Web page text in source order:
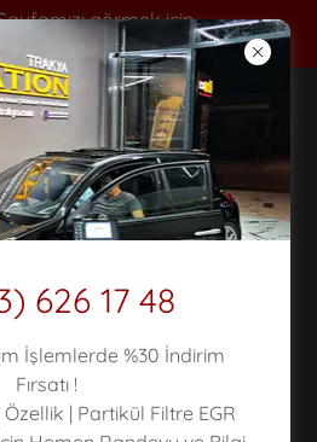
görmek için
TIKLAYIN !
CHIPTUNING
626 17 48
İşlemlerde %30 İndirim
Fırsatı !
Özellik | Partikül Filtre EGR